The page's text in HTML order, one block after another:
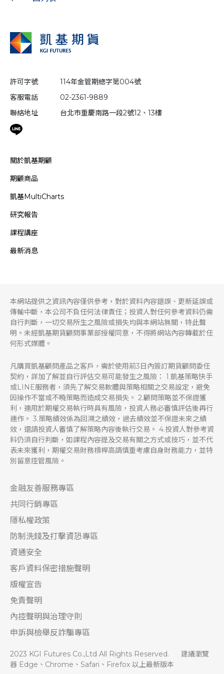
許可字號
114年金管期總字第004號
客服電話
02-2361-9889
聯絡地址
台北市重慶南路一段2號12、13樓
關於凱基期顧
期顧商品
凱基MultiCharts
研究報告
課程講座
最新消息
本網站提供之資訊內容僅供參考，對於資料內容錯誤、更新延誤或
傳輸中斷，本公司不負任何法律責任；投資人對任何參考資料仍需
自行判斷，一切交易所生之風險或損失均與本網站無關，特此聲
明。未經凱基期貨顧問事業部授權同意，不得將網站內容轉載於任
何形式媒體。
凡購買凱基顧問產品之客戶，需於使用前3日內簽訂期貨顧問委任
契約，詳加了解並自行評估交易可能發生之風險： 1.凱基策略快手
或LINE服務者，須先了解交易軟體與策略相關之交易設定，避免
因操作不當或不曉策略而造成交易損失。 2.顧問策略並不保證獲
利，運用於期權交易執行時具有風險，投資人務必審慎評估後再行
運作。 3.策略績效係為回溯之績效，過去績效並不保證未來之績
效，還請投資人審慎了解策略內容後執行交易。 4.投資人對參考資
料仍須自行判斷，如課程內容提及交易有關之方式或技巧，並不代
表未來獲利，期權交易財務槓桿高請慎重考慮自身財務能力，並特
別留意控管風險。
金融友善服務專區
共同行銷專區
隱私權政策
防制洗錢及打擊資恐專區
資通安全
客戶資料保密措施聲明
版權宣告
免責聲明
內控聲明與治理守則
申訴與檢舉反詐騙專區
2023 KGI Futures Co.,Ltd All Rights Reserved.
建議瀏覽
器 Edge、Chrome、Safari、Firefox 以上最新版本